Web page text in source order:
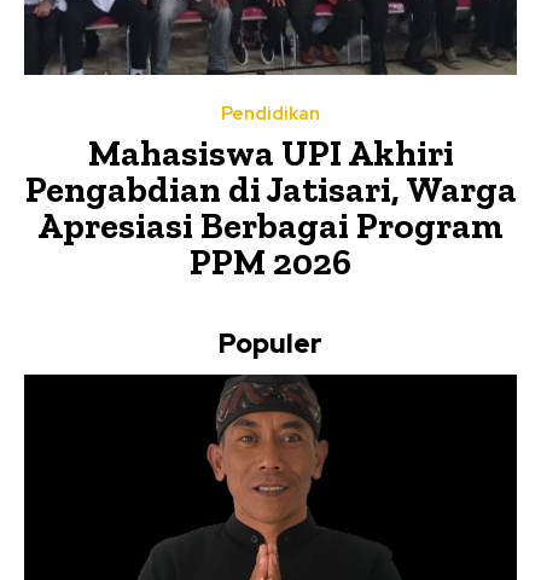
Pendidikan
Mahasiswa UPI Akhiri
Pengabdian di Jatisari, Warga
Apresiasi Berbagai Program
PPM 2026
Populer